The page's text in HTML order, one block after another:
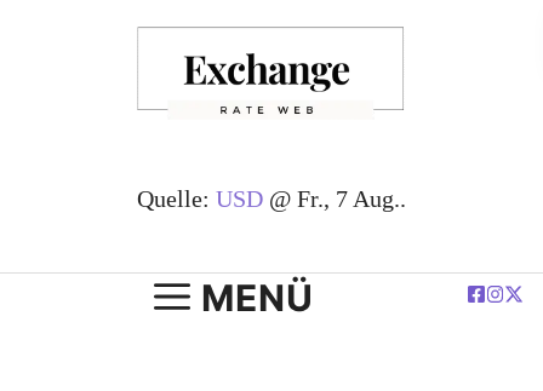
Quelle: USD @ Fr., 7 Aug..
MENÜ